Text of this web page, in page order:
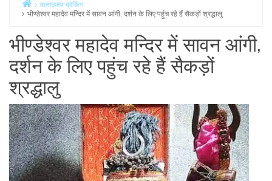
Home
वाताञ्जय ब्रेकिंग
भीण्डेश्वर महादेव मन्दिर में सावन आंगी, दर्शन के लिए पहुंच रहे हैं सैकड़ों श्रद्धालु
भीण्डेश्वर महादेव मन्दिर में सावन आंगी,
दर्शन के लिए पहुंच रहे हैं सैकड़ों
श्रद्धालु